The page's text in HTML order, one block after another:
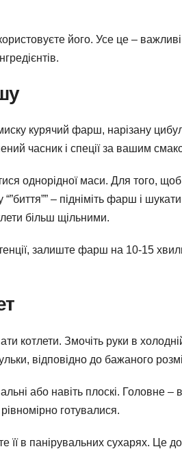
його. Усе це – важливі
курячий фарш, нарізану
часник і спеції за вашим
однорідної маси. Для того,
– підніміть фарш і
більш щільними.
залиште фарш на 10-15
котлети. Змочіть руки в
відповідно до бажаного
або навіть плоскі. Головне –
готувалися.
її в панірувальних сухарях. Це